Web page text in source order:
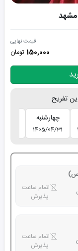
مشهد
قیمت نهایی
150,000 تومان
تفریح
چهارشنبه
1405/04/31
اتمام ساعت
پذیرش
اتمام ساعت
پذیرش